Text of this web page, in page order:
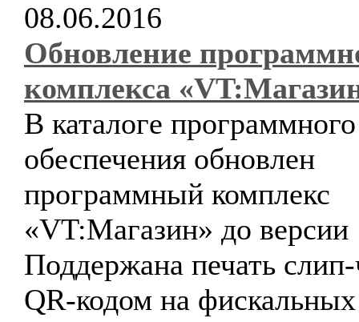
08.06.2016
Обновление
комплекса
В каталоге программного
обеспечения обновлен
программный комплекс
«VT:Магазин» до версии
Поддержана печать слип-
QR-кодом на фискальных